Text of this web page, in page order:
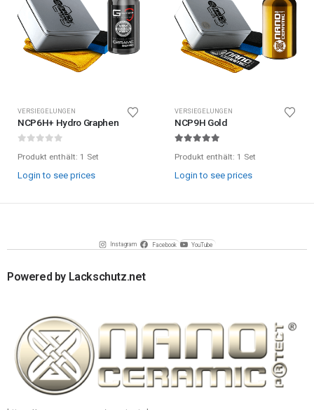
VERSIEGELUNGEN
NCP6H+ Hydro Graphen
Produkt enthält: 1 Set
Login to see prices
VERSIEGELUNGEN
NCP9H Gold
Produkt enthält: 1 Set
Login to see prices
Instagram Facebook YouTube
Powered by Lackschutz.net